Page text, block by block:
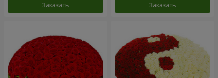
Заказать Заказать